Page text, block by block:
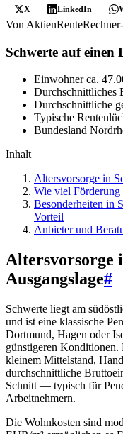
X LinkedIn
Von
Schwerte auf einen
Einwohnerca.
Durchschnittliches
Durchschnittliche
Typische
Bundesland
Inhalt
Altersvorsorge in
Wie viel Förderung
Besonderheiten in
Vorteil
Anbieter und
Altersvorsorge
Ausgangslage#
Schwerte liegt am
und ist eine klassische
Dortmund, Hagen oder
günstigeren Konditionen.
kleinem Mittelstand,
durchschnittliche
Schnitt — typisch für
Arbeitnehmern.
Die Wohnkosten sind